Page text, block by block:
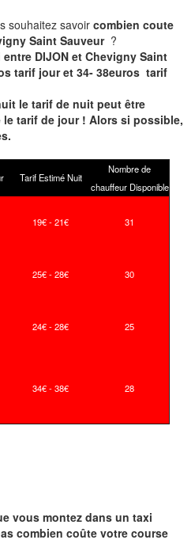
souhaitez savoir combien coute
Saint Sauveur ?
DIJON et Chevigny Saint
tarif jour et 34- 38euros tarif
le tarif de nuit peut être
le tarif de jour ! Alors si possible,
Tarif Estimé Nuit
Nombre de
chauffeur Disponible
19€ - 21€ 31
25€ - 28€ 30
24€ - 28€ 25
34€ - 38€ 28
vous montez dans un taxi
combien coûte votre course